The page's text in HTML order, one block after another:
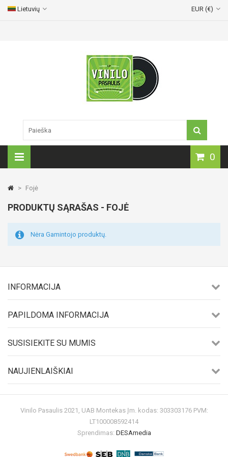
EUR (€)
Lietuvių
0
> Fojė
PRODUKTŲ SĄRAŠAS - FOJĖ
Nėra Gamintojo produktų.
INFORMACIJA
PAPILDOMA INFORMACIJA
SUSISIEKITE SU MUMIS
NAUJIENLAIŠKIAI
Vinilo Pasaulis 2021, UAB Montekas Įm. kodas: 303303176 PVM:
LT100008592414
Sprendimas: DESAmedia